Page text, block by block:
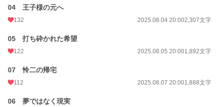
週間ポイント
4,687 pt (8,823 位)
年間ポイント
累計ポイント 367,896 pt (13,127 位)
04 王子様の元へ
132 2025.08.04 20:002,307文字
05 打ち砕かれた希望
122 2025.08.05 20:001,892文字
07 怜二の帰宅
112 2025.08.07 20:001,888文字
06 夢ではなく現実